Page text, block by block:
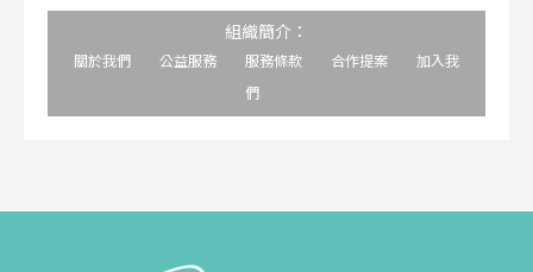
組織簡介：
關於我們 公益服務 服務條款 合作提案
加入我
們